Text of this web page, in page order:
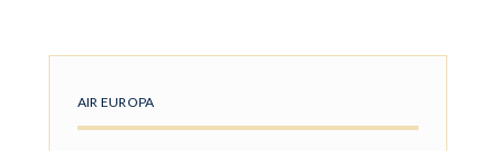
AIR EUROPA